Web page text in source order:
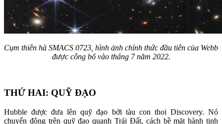
Cụm thiên hà SMACS 0723, hình ảnh chính thức đầu tiên của Webb
được công bố vào tháng 7 năm 2022.
THỨ HAI: QUỸ ĐẠO
Hubble được đưa lên quỹ đạo bởi tàu con thoi Discovery. Nó
chuyển động trên quỹ đạo quanh Trái Đất, cách bề mặt hành tinh